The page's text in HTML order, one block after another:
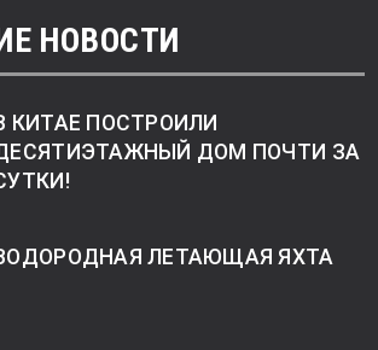
НОВОСТИ
КИТАЕ ПОСТРОИЛИ
ДОМ ПОЧТИ ЗА
ЛЕТАЮЩАЯ ЯХТА